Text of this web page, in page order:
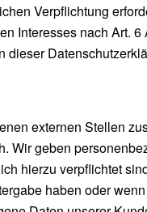
Verpflichtung
Interesses nach Art.
externen Stellen
geben
hierzu verpflichtet
haben oder